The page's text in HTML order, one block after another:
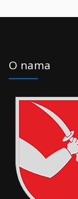
O nama